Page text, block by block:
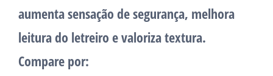
aumenta sensação de segurança, melhora
leitura do letreiro e valoriza textura.
Compare por: